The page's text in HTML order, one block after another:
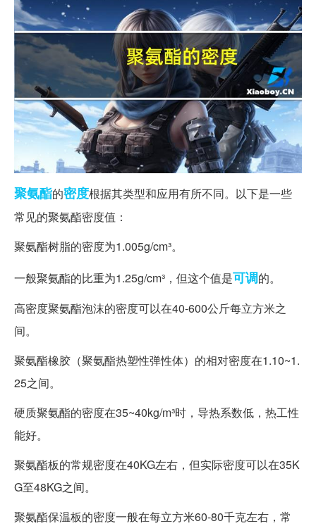
聚氨酯的密度根据其类型和应用有所不同。以下是一些
常见的聚氨酯密度值：
聚氨酯树脂的密度为1.005g/cm³。
一般聚氨酯的比重为1.25g/cm³，但这个值是可调的。
高密度聚氨酯泡沫的密度可以在40-600公斤每立方米之
间。
聚氨酯橡胶（聚氨酯热塑性弹性体）的相对密度在1.10~1.
25之间。
硬质聚氨酯的密度在35~40kg/m³时，导热系数低，热工性
能好。
聚氨酯板的常规密度在40KG左右，但实际密度可以在35K
G至48KG之间。
聚氨酯保温板的密度一般在每立方米60-80千克左右，常